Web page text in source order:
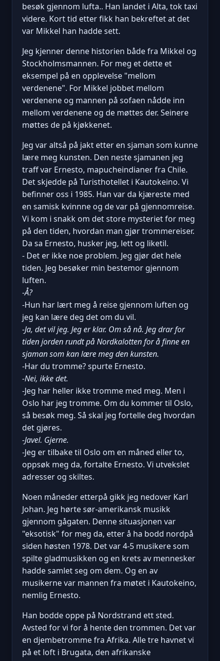
besøk gjennom lufta.. Han landet i Alta, tok taxi
videre. Kort tid etter fikk han bekreftet at det
var Mikkel han hadde sett.
Jeg kjenner denne historien både fra Mikkel og
Stockholmsmannen. For meg et dette et
eksempel på en opplevelse "mellom
verdenene". For Mikkel jobbet mellom
verdenene og mannen på sofaen nådde inn
mellom verdenene og de møttes der. Seinere
møttes de på kjøkkenet.
Jeg var altså på jakt etter en sjaman som kunne
lære meg kunsten. Den neste sjamanen jeg
traff var Ernesto, mapucheindianer fra Chile.
Det skjedde på Turisthotellet i Kautokeino. Vi
befinner oss i 1985. Han var da kjæreste med
en samisk kvinnne og de var på gjennomreise.
Vi kom i snakk om det store mysteriet for meg
på den tiden, hvordan man gjør trommereiser.
Da sa Ernesto, husker jeg, lett og liketil.
- Det er ikke noe problem. Jeg gjør det hele
tiden. Jeg besøker min bestemor gjennom
luften.
-Å?
-Hun har lært meg å reise gjennom luften og
jeg kan lære deg det om du vil.
-Ja, det vil jeg. Jeg er klar. Om så nå. Jeg drar for
tiden jorden rundt på Nordkalotten for å finne en
sjaman som kan lære meg den kunsten.
-Har du tromme? spurte Ernesto.
-Nei, ikke det.
-Jeg har heller ikke tromme med meg. Men i
Oslo har jeg tromme. Om du kommer til Oslo,
så besøk meg. Så skal jeg fortelle deg hvordan
det gjøres.
-Javel. Gjerne.
-Jeg er tilbake til Oslo om en måned eller to,
oppsøk meg da, fortalte Ernesto. Vi utvekslet
adresser og skiltes.
Noen måneder etterpå gikk jeg nedover Karl
Johan. Jeg hørte sør-amerikansk musikk
gjennom gågaten. Denne situasjonen var
"eksotisk" for meg da, etter å ha bodd nordpå
siden høsten 1978. Det var 4-5 musikere som
spilte gladmusikken og en krets av mennesker
hadde samlet seg om dem. Og en av
musikerne var mannen fra møtet i Kautokeino,
nemlig Ernesto.
Han bodde oppe på Nordstrand ett sted.
Avsted for vi for å hente den trommen. Det var
en djembetromme fra Afrika. Alle tre havnet vi
på et loft i Brugata, den afrikanske